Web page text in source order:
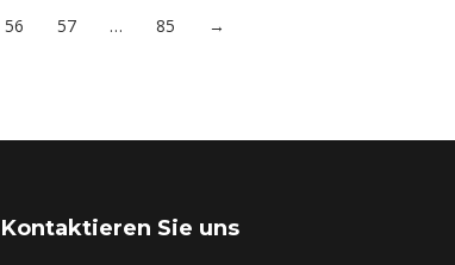
56 57 … 85 →
Kontaktieren Sie uns